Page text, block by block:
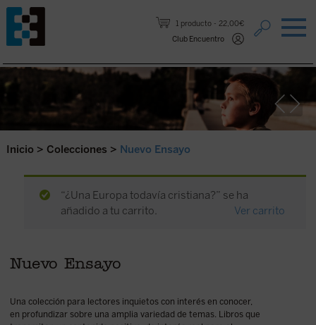
1 producto
22,00€
Club Encuentro
Saltar al contenido.
Inicio > Colecciones > Nuevo Ensayo
“¿Una Europa todavía cristiana?” se ha
añadido a tu carrito.
Ver carrito
Nuevo Ensayo
Una colección para lectores inquietos con interés en conocer,
en profundizar sobre una amplia variedad de temas. Libros que